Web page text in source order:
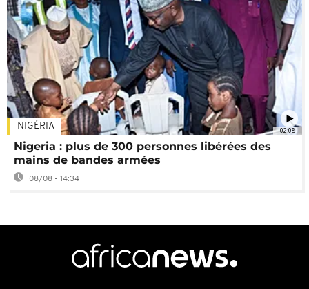
02:08
NIGÉRIA
Nigeria : plus de 300 personnes libérées des
mains de bandes armées
08/08 - 14:34